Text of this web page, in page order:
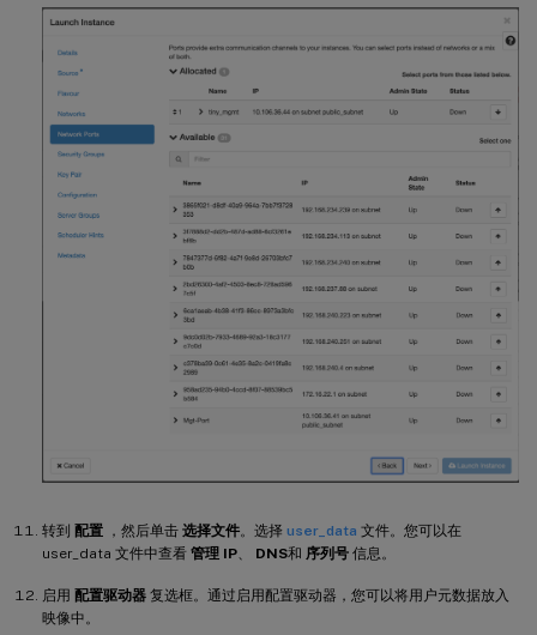
转到 配置 ，然后单击 选择文件。选择 user_data 文件。您可以在
user_data 文件中查看 管理 IP、 DNS和 序列号 信息。
启用 配置驱动器 复选框。通过启用配置驱动器，您可以将用户元数据放入
映像中。